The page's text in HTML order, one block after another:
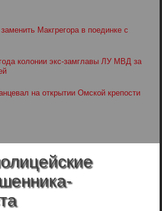
Макгрегора в поединке с
колонии экс-замглавы ЛУ МВД за
на открытии Омской крепости